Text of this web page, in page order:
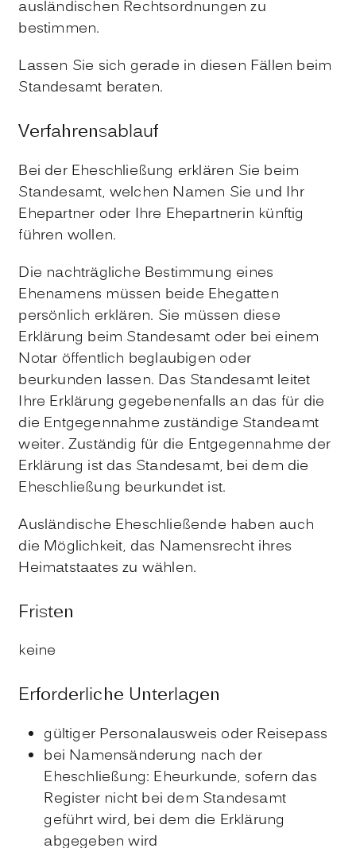
ausländischen Rechtsordnungen zu
bestimmen.
Lassen Sie sich gerade in diesen Fällen beim
Standesamt beraten.
Verfahrensablauf
Bei der Eheschließung erklären Sie beim
Standesamt, welchen Namen Sie und Ihr
Ehepartner oder Ihre Ehepartnerin künftig
führen wollen.
Die nachträgliche Bestimmung eines
Ehenamens müssen beide Ehegatten
persönlich erklären. Sie müssen diese
Erklärung beim Standesamt oder bei einem
Notar öffentlich beglaubigen oder
beurkunden lassen. Das Standesamt leitet
Ihre Erklärung gegebenenfalls an das für die
die Entgegennahme zuständige Standeamt
weiter. Zuständig für die Entgegennahme der
Erklärung ist das Standesamt, bei dem die
Eheschließung beurkundet ist.
Ausländische Eheschließende haben auch
die Möglichkeit, das Namensrecht ihres
Heimatstaates zu wählen.
Fristen
keine
Erforderliche Unterlagen
gültiger Personalausweis oder Reisepass
bei Namensänderung nach der
Eheschließung: Eheurkunde, sofern das
Register nicht bei dem Standesamt
geführt wird, bei dem die Erklärung
abgegeben wird